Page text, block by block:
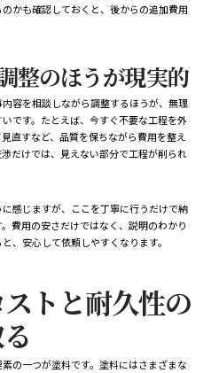
かも確認しておくと、後からの追加費用
整のほうが現実的
容を相談しながら調整するほうが、無理
です。たとえば、今すぐ不要な工程を外
直すなど、品質を保ちながら費用を整え
だけでは、見えない部分で工程が削られ
感じますが、ここを丁寧に行うだけで納
費用の安さだけではなく、説明のわかり
、安心して依頼しやすくなります。
トと耐久性の
の一つが塗料です。塗料にはさまざまな